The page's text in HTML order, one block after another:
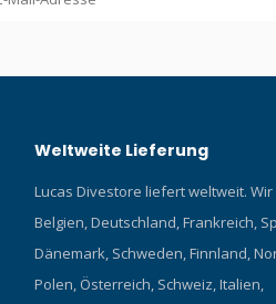
Weltweite Lieferung
Lucas Divestore liefert weltweit.
Belgien, Deutschland, Frankreich,
Dänemark, Schweden, Finnland,
Polen, Österreich, Schweiz, Italien,